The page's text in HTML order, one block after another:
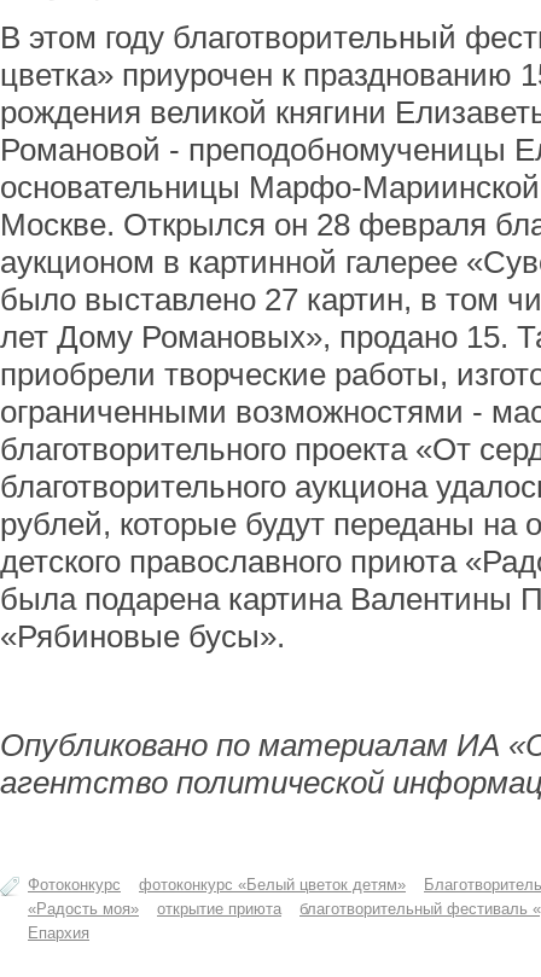
В этом году благотворительный
цветка» приурочен к празднованию
рождения великой княгини
Романовой - преподобномученицы
основательницы Марфо-
Москве. Открылся он 28 февраля
аукционом в картинной галерее
было выставлено 27 картин, в том
лет Дому Романовых», продано 15.
приобрели творческие работы,
ограниченными возможностями -
благотворительного проекта «От
благотворительного аукциона
рублей, которые будут переданы на
детского православного приюта
была подарена картина Валентины
«Рябиновые бусы».
Опубликовано по материалам ИА
агентство политической
Фотоконкурс фотоконкурс «Белый цветок детям»
«Радость моя»
открытие приюта
благотворительный фестиваль
Епархия